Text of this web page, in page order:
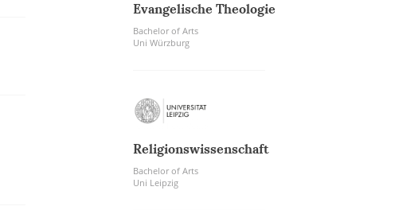
Evangelische Theologie
Bachelor of Arts
Uni Würzburg
Religionswissenschaft
Bachelor of Arts
Uni Leipzig